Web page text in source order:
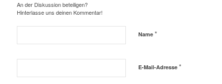
An der Diskussion beteiligen?
Hinterlasse uns deinen Kommentar!
Name *
E-Mail-Adresse *